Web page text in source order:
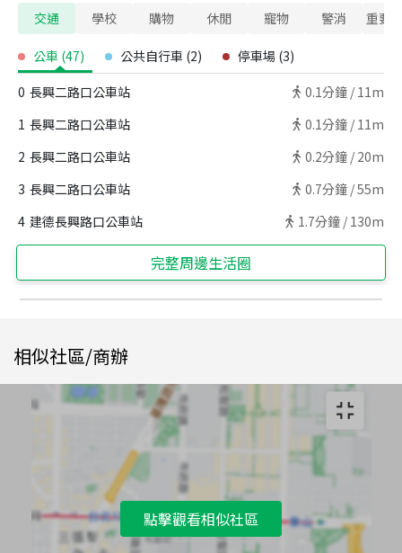
交通 學校 購物 休閒 寵物 警消 重要
公車 (47) 公共自行車 (2) 停車場 (3)
0 長興二路口公車站 0.1分鐘 / 11m
1 長興二路口公車站 0.1分鐘 / 11m
2 長興二路口公車站 0.2分鐘 / 20m
3 長興二路口公車站 0.7分鐘 /55m
4 建德長興路口公車站 1.7分鐘 / 130m
完整周邊生活圈
相似社區/商辦
點擊觀看相似社區